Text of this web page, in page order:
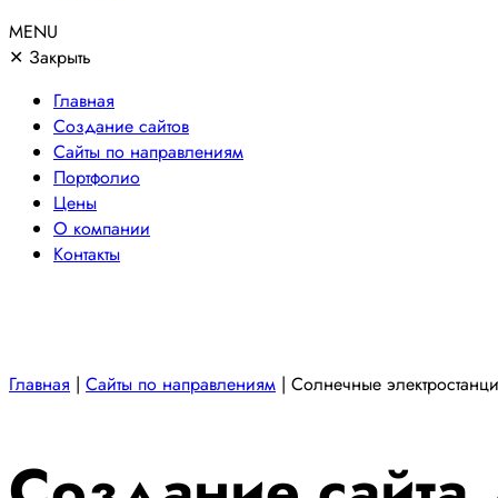
MENU
✕ Закрыть
Главная
Создание сайтов
Сайты по направлениям
Портфолио
Цены
О компании
Контакты
Главная | Сайты по направлениям | Солнечные